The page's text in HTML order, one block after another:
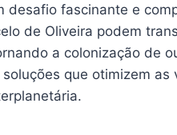
fascinante e
de Oliveira podem
a colonização de
que otimizem as